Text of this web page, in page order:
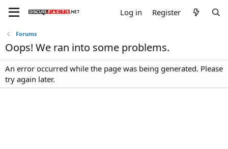
Log in Register
Forums
Oops! We ran into some problems.
An error occurred while the page was being generated. Please
try again later.